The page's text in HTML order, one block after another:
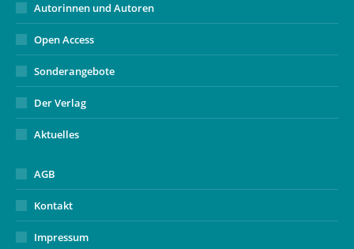
Autorinnen und Autoren
Open Access
Sonderangebote
Der Verlag
Aktuelles
AGB
Kontakt
Impressum